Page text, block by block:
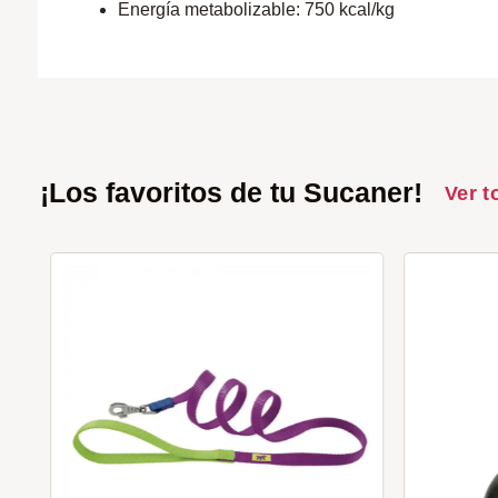
Energía metabolizable: 750 kcal/kg
¡Los favoritos de tu Sucaner! Ver